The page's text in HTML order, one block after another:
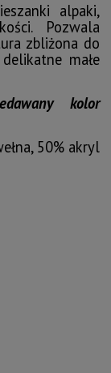
alpaki,
Pozwala
zbliżona do
małe
kolor
50% akryl